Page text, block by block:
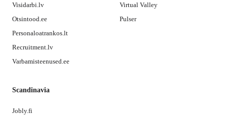
Visidarbi.lv
Otsintood.ee
Personaloatrankos.lt
Recruitment.lv
Varbamisteenused.ee
Virtual Valley
Pulser
Scandinavia
Jobly.fi